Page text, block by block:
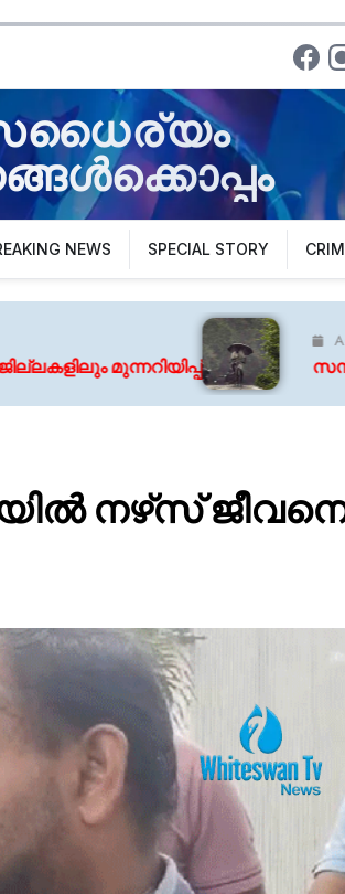
NEWS SPECIAL STORY
August 7, 2026
സസ്പെൻസും അന്വേഷണവും
നഴ്‌സ്